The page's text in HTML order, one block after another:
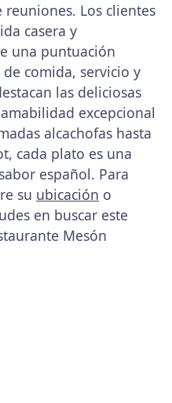
Los clientes
casera y
una puntuación
comida, servicio y
las deliciosas
excepcional
alcachofas hasta
cada plato es una
español. Para
su ubicación o
en buscar este
Mesón